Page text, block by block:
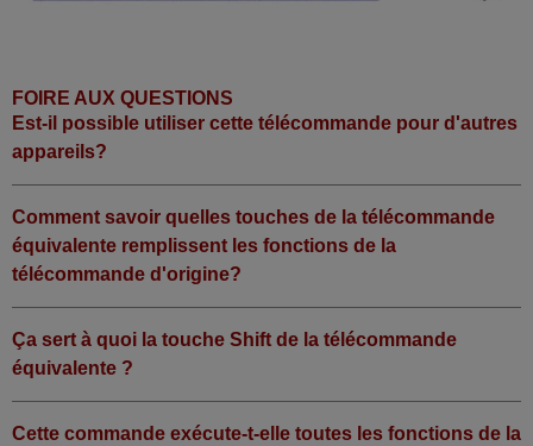
FOIRE AUX QUESTIONS
Est-il possible utiliser cette télécommande pour d'autres
appareils?
Comment savoir quelles touches de la télécommande
équivalente remplissent les fonctions de la
télécommande d'origine?
Ça sert à quoi la touche Shift de la télécommande
équivalente ?
Cette commande exécute-t-elle toutes les fonctions de la